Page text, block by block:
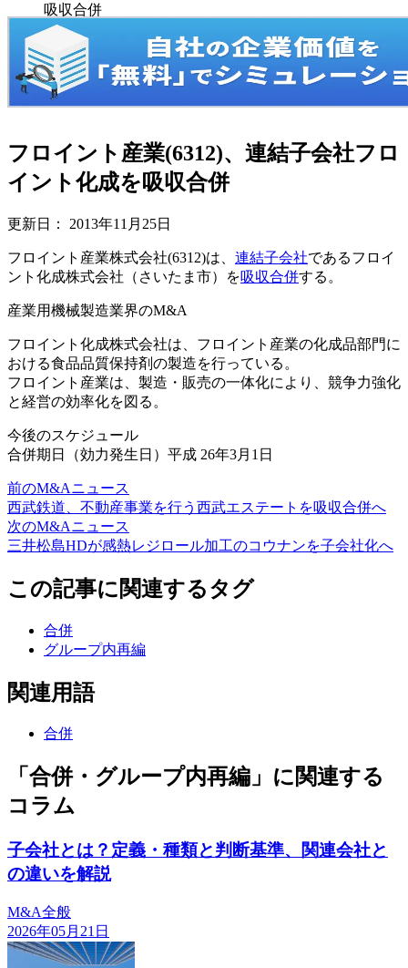
吸収合併
フロイント産業(6312)、連結子会社フロ
イント化成を吸収合併
更新日： 2013年11月25日
フロイント産業株式会社(6312)は、 連結子会社であるフロイ
ント化成株式会社（さいたま市）を吸収合併する。
産業用機械製造業界のM&A
フロイント化成株式会社は、フロイント産業の化成品部門に
おける食品品質保持剤の製造を行っている。
フロイント産業は、製造・販売の一体化により、競争力強化
と経営の効率化を図る。
今後のスケジュール
合併期日（効力発生日）平成 26年3月1日
前のM&Aニュース
西武鉄道、不動産事業を行う西武エステートを吸収合併へ
次のM&Aニュース
三井松島HDが感熱レジロール加工のコウナンを子会社化へ
この記事に関連するタグ
合併
グループ内再編
関連用語
合併
「合併・グループ内再編」に関連する
コラム
子会社とは？定義・種類と判断基準、関連会社と
の違いを解説
M&A全般
2026年05月21日